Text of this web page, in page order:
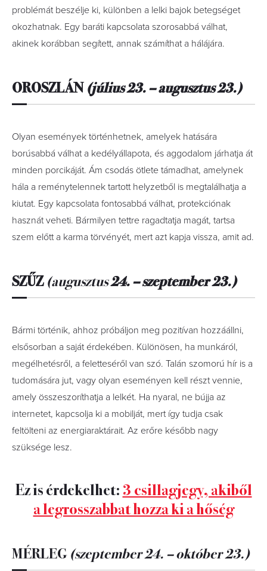
problémát beszélje ki, különben a lelki bajok betegséget
okozhatnak. Egy baráti kapcsolata szorosabbá válhat,
akinek korábban segített, annak számíthat a hálájára.
OROSZLÁN (július 23. – augusztus 23.)
Olyan események történhetnek, amelyek hatására
borúsabbá válhat a kedélyállapota, és aggodalom járhatja át
minden porcikáját. Ám csodás ötlete támadhat, amelynek
hála a reménytelennek tartott helyzetből is megtalálhatja a
kiutat. Egy kapcsolata fontosabbá válhat, protekció­nak
hasznát veheti. Bármilyen tettre ragadtatja magát, tartsa
szem előtt a karma törvényét, mert azt kapja vissza, amit ad.
SZŰZ (augusztus24. – szeptember 23.)
Bármi történik, ahhoz próbáljon meg pozitívan hozzáállni,
elsősorban a saját érdekében. Különösen, ha munkáról,
megélhetésről, a feletteséről van szó. Talán szomorú hír is a
tudomására jut, vagy olyan eseményen kell részt vennie,
amely összeszoríthatja a lelkét. Ha nyaral, ne bújja az
internetet, kapcsolja ki a mobilját, mert így tudja csak
feltölteni az energiaraktárait. Az erőre később nagy
szüksége lesz.
Ez is érdekelhet:3 csillagjegy, akiből
a legrosszabbat hozza ki a hőség
MÉRLEG (szeptember 24. – október 23.)